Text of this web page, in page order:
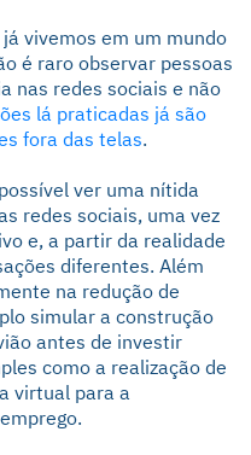
vivemos em um mundo
é raro observar pessoas
nas redes sociais e não
lá praticadas já são
fora das telas.
ver uma nítida
redes sociais, uma vez
e, a partir da realidade
diferentes. Além
na redução de
simular a construção
antes de investir
como a realização de
virtual para a